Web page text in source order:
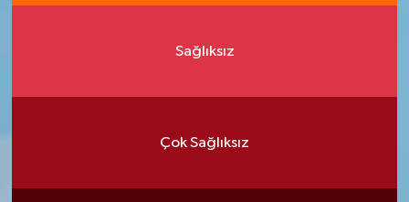
Sağlıksız
Çok Sağlıksız